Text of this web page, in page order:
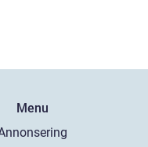
Menu